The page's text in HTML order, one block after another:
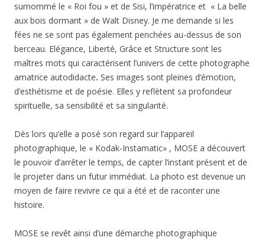
surnommé le « Roi fou » et de Sisi, l’impératrice et « La belle
aux bois dormant » de Walt Disney. Je me demande si les
fées ne se sont pas également penchées au-dessus de son
berceau. Elégance, Liberté, Grâce et Structure sont les
maîtres mots qui caractérisent l’univers de cette photographe
amatrice autodidacte. Ses images sont pleines d’émotion,
d’esthétisme et de poésie. Elles y reflètent sa profondeur
spirituelle, sa sensibilité et sa singularité.
Dès lors qu’elle a posé son regard sur l’appareil
photographique, le « Kodak-Instamatic» , MOSE a découvert
le pouvoir d’arrêter le temps, de capter l’instant présent et de
le projeter dans un futur immédiat. La photo est devenue un
moyen de faire revivre ce qui a été et de raconter une
histoire.
MOSE se revêt ainsi d’une démarche photographique